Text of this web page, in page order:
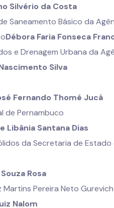
Silvério da Costa
Saneamento Básico da
Débora Faria Fonseca
e Drenagem Urbana da
Silva
Fernando Thomé Jucá
de Pernambuco
Libânia Santana Dias
da Secretaria de
Rosa
Pereira Neto
Nalom